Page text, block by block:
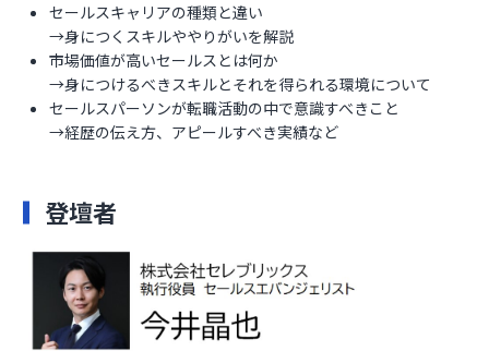
セールスキャリアの種類と違い
→身につくスキルややりがいを解説
市場価値が高いセールスとは何か
→身につけるべきスキルとそれを得られる環境について
セールスパーソンが転職活動の中で意識すべきこと
→経歴の伝え方、アピールすべき実績など
登壇者